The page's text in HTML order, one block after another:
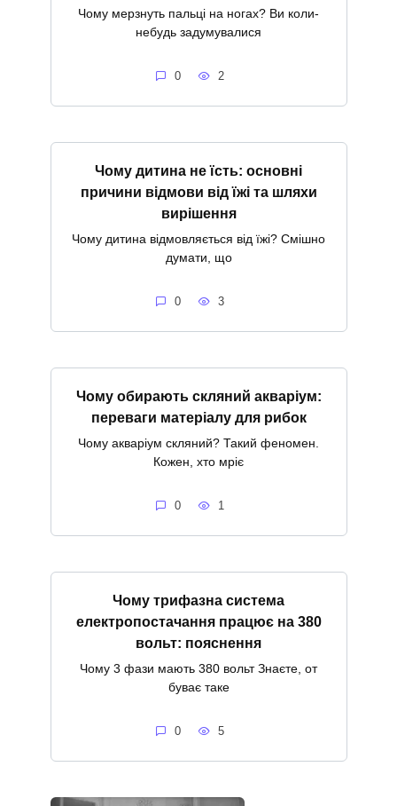
Чому мерзнуть пальці на ногах? Ви коли-
небудь задумувалися
0 2
Чому дитина не їсть: основні
причини відмови від їжі та шляхи
вирішення
Чому дитина відмовляється від їжі? Смішно
думати, що
0 3
Чому обирають скляний акваріум:
переваги матеріалу для рибок
Чому акваріум скляний? Такий феномен.
Кожен, хто мріє
0 1
Чому трифазна система
електропостачання працює на 380
вольт: пояснення
Чому 3 фази мають 380 вольт Знаєте, от
буває таке
0 5